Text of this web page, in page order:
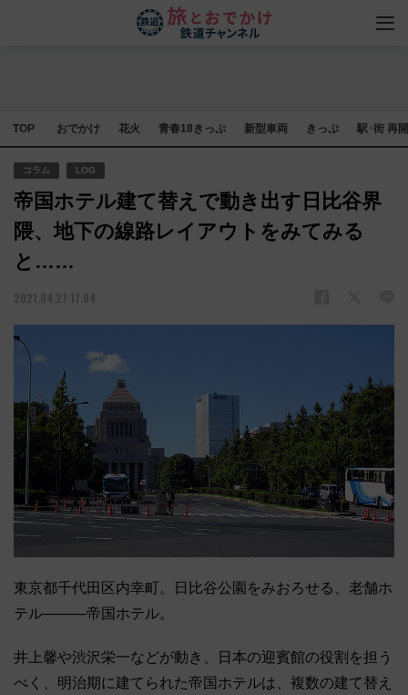
TOP おでかけ 花火 青春18きっぷ 新型車両 きっぷ 駅･街 再
コラム LOG
帝国ホテル建て替えで動き出す日比谷界
隈、地下の線路レイアウトをみてみる
と……
2021.04.27 17:04
東京都千代田区内幸町。日比谷公園をみおろせる、老舗ホ
テル―――帝国ホテル。
井上馨や渋沢栄一などが動き、日本の迎賓館の役割を担う
べく、明治期に建てられた帝国ホテルは、複数の建て替え